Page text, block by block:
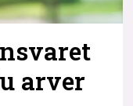
arver